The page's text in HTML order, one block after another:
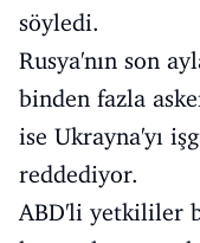
söyledi.
Rusya'nın son
binden fazla
ise Ukrayna'yı
reddediyor.
ABD'li yetkililer